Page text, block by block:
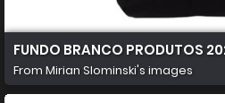
FUNDO BRANCO PRODUTOS
From Mirian Slominski's images